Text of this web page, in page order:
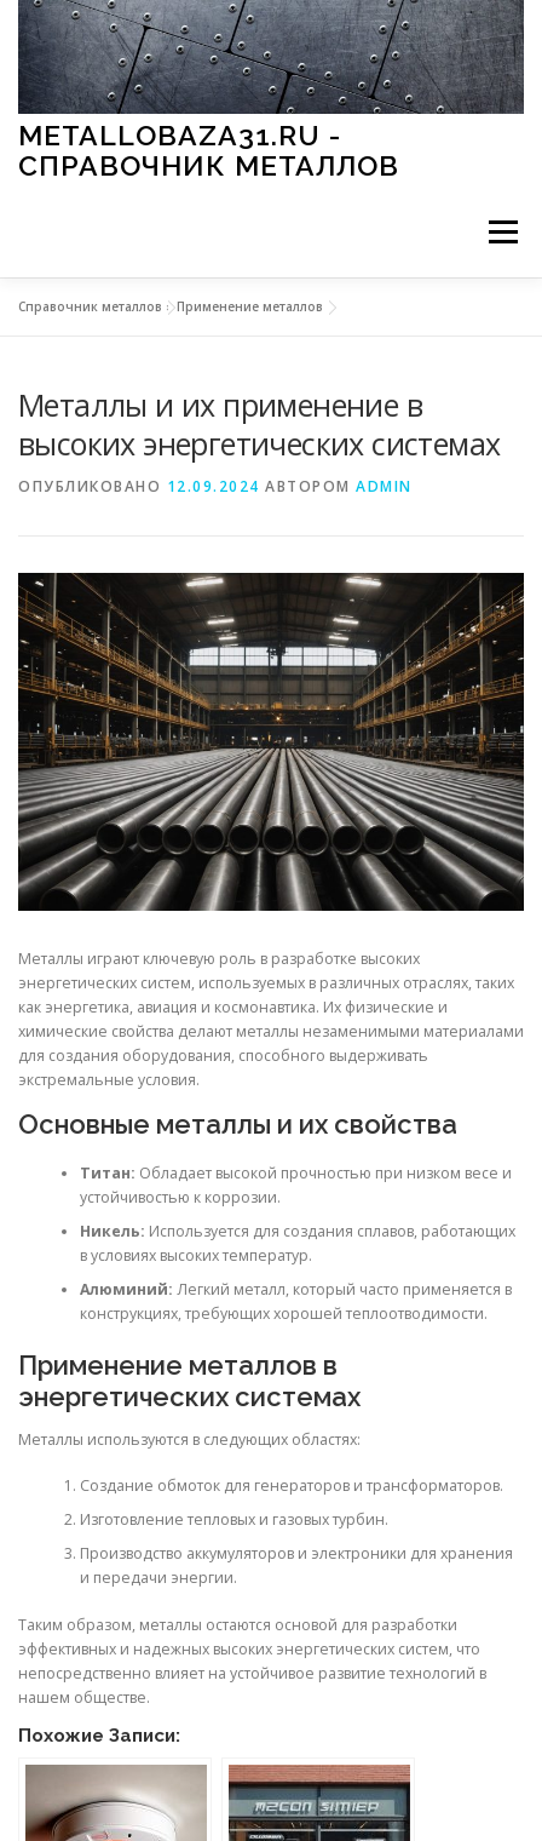
Перейти к содержимому
METALLOBAZA31.RU -
СПРАВОЧНИК МЕТАЛЛОВ
Меню
МЕТАЛЛЫ И ОКРУЖАЮЩАЯ СРЕДА
СВОЙСТВА МЕТАЛЛОВ СОРТА МЕТАЛЛОВ
СТАТЬИ
Справочник металлов »Применение металлов
Металлы и их применение в
высоких энергетических системах
ОПУБЛИКОВАНО 12.09.2024 АВТОРОМ ADMIN
Металлы играют ключевую роль в разработке высоких
энергетических систем, используемых в различных отраслях, таких
как энергетика, авиация и космонавтика. Их физические и
химические свойства делают металлы незаменимыми материалами
для создания оборудования, способного выдерживать
экстремальные условия.
Основные металлы и их свойства
Титан: Обладает высокой прочностью при низком весе и
устойчивостью к коррозии.
Никель: Используется для создания сплавов, работающих
в условиях высоких температур.
Алюминий: Легкий металл, который часто применяется в
конструкциях, требующих хорошей теплоотводимости.
Применение металлов в
энергетических системах
Металлы используются в следующих областях:
Создание обмоток для генераторов и трансформаторов.
Изготовление тепловых и газовых турбин.
Производство аккумуляторов и электроники для хранения
и передачи энергии.
Таким образом, металлы остаются основой для разработки
эффективных и надежных высоких энергетических систем, что
непосредственно влияет на устойчивое развитие технологий в
нашем обществе.
Похожие Записи: